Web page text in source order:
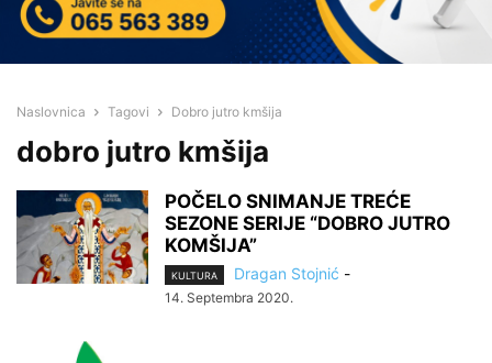
Naslovnica Tagovi Dobro jutro kmšija
dobro jutro kmšija
POČELO SNIMANJE TREĆE
SEZONE SERIJE “DOBRO JUTRO
KOMŠIJA”
KULTURA Dragan Stojnić -
14. Septembra 2020.